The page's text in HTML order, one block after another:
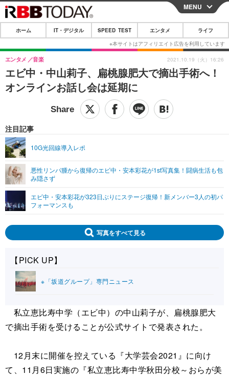
CLOSE
ホーム
IT・デジタル
IT・デジタルTOP スマートフォン
その他
SPEED TEST
映画・ドラマ
グラビア
ショッピング その他
ライフTOP
その他
リリース一覧
プッシュ通知の停止方法
MENU
ホーム IT・デジタル SPEED TEST エンタメ ライフ
エビ中・中山莉子、扁桃腺肥大で摘出手術へ！
オンラインお話し会は延期に
エンタメ 音楽
注目記事
10G光回線導入レポ
悪性リンパ腫から復帰のエビ中・安本彩花が1st写真集！闘病生活も包
み隠さず
エビ中・安本彩花が323日ぶりにステージ復帰！新メンバー3人の初パ
フォーマンスも
2021.10.19（火）16:26
写真をすべて見る
【PICK UP】
※「坂道グループ」専門ニュース
私立恵比寿中学（エビ中）の中山莉子が、扁桃腺肥大
で摘出手術を受けることが公式サイトで発表された。
12月末に開催を控えている『大学芸会2021』に向け
て、11月6日実施の『私立恵比寿中学秋田分校～おらが美